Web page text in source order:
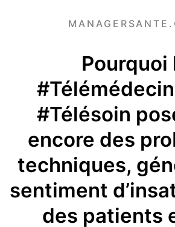
Pourquoi
#Télésoin
encore des
techniques,
sentiment
des patients